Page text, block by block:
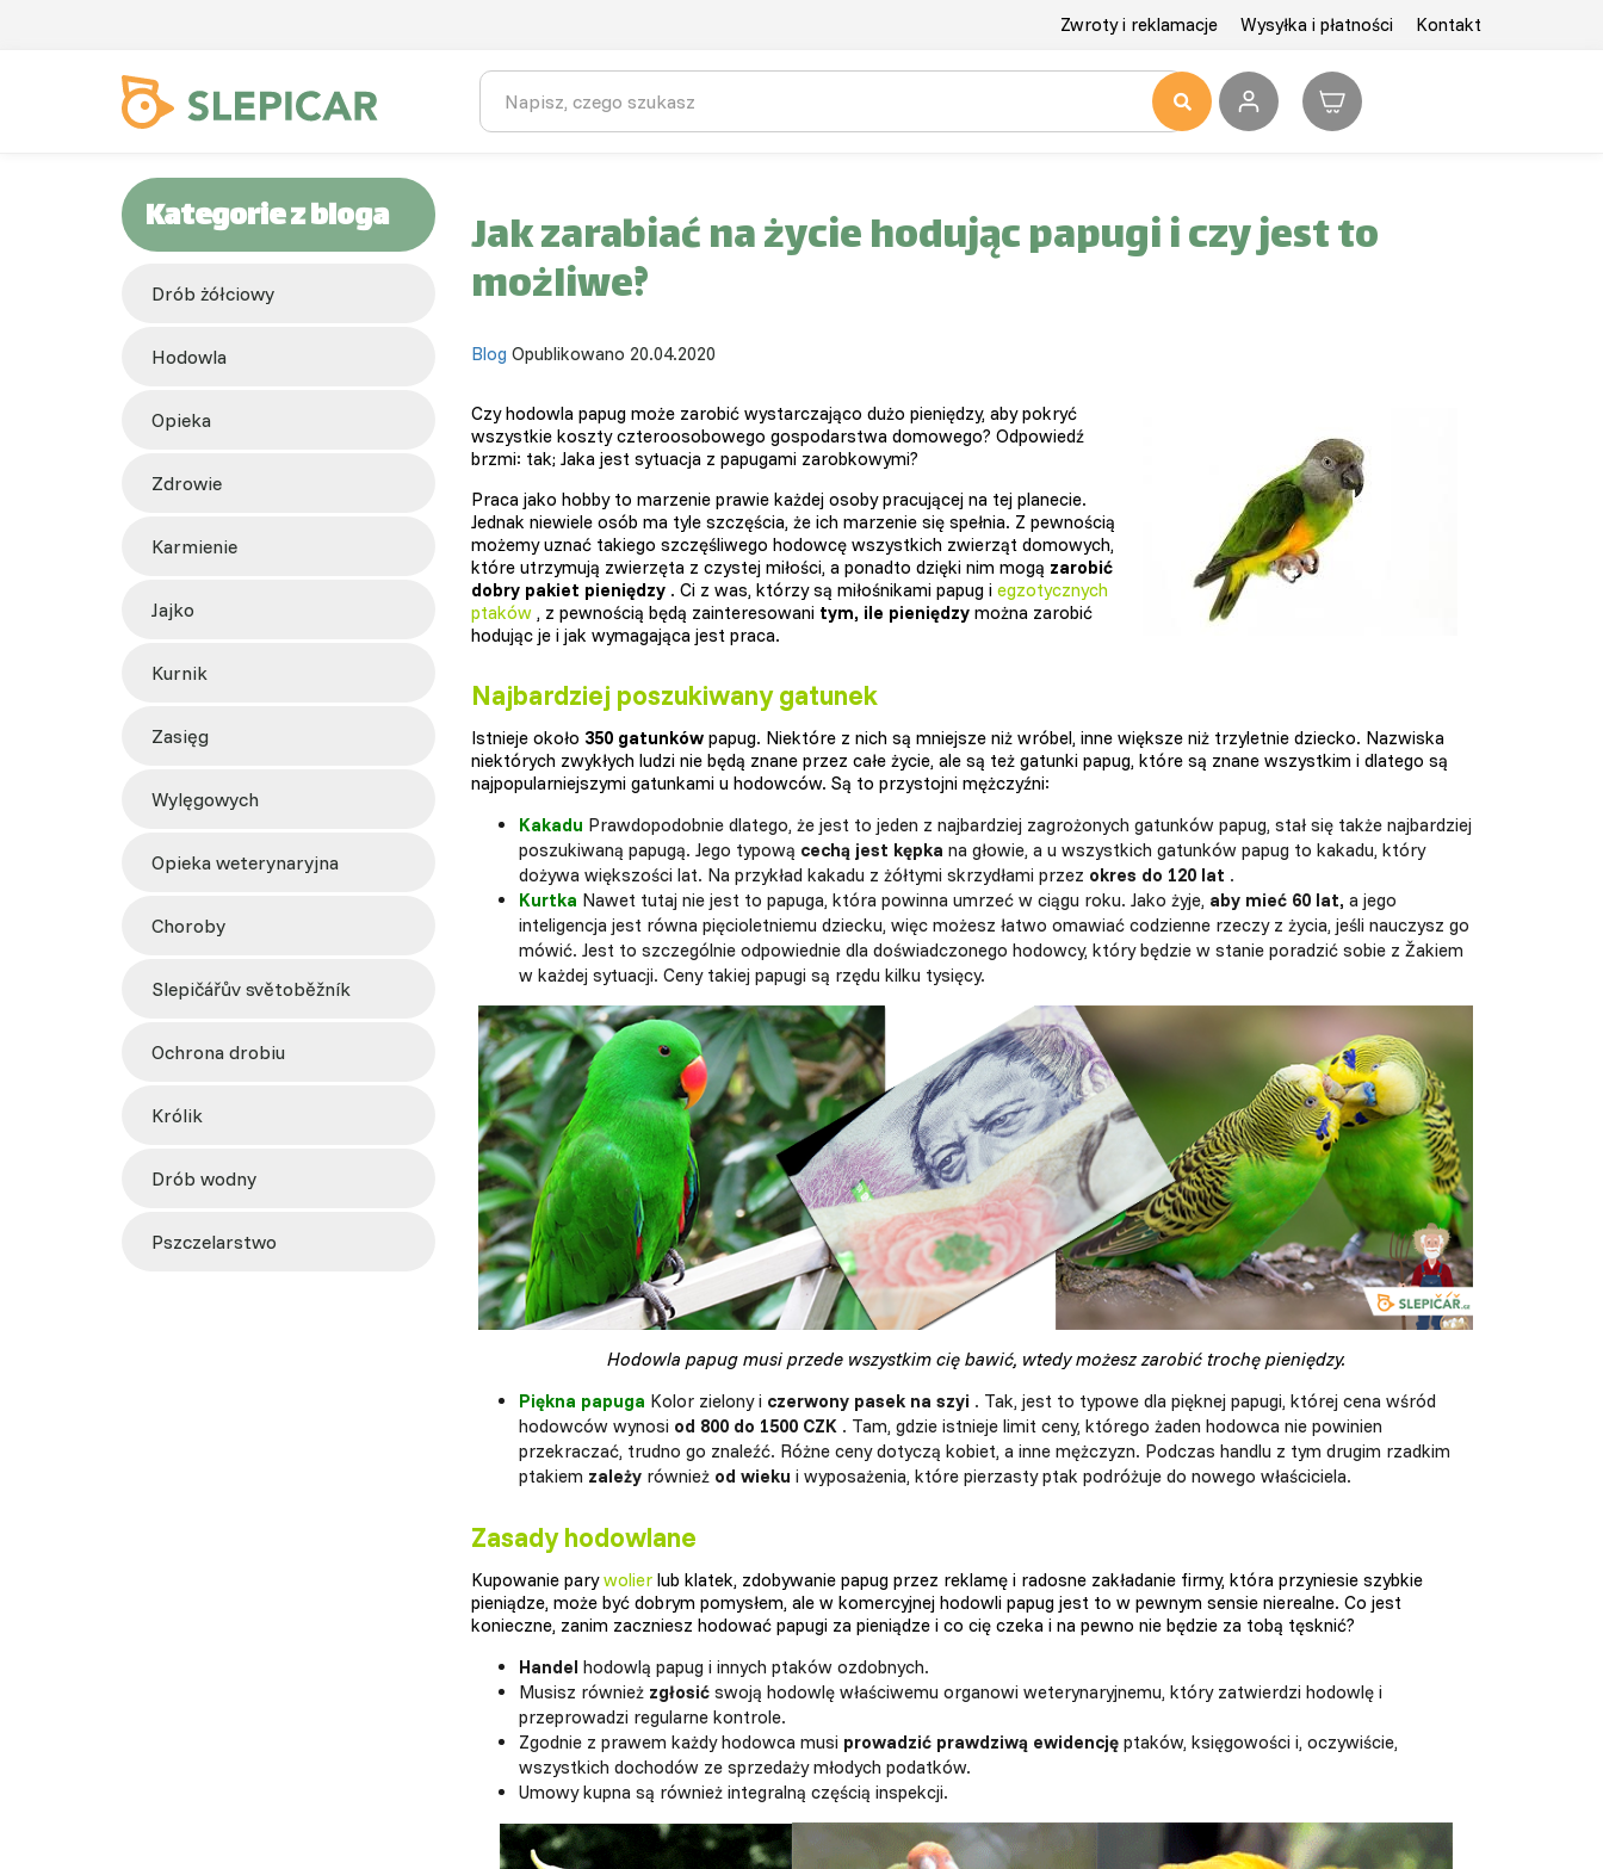
Zwroty i reklamacje Wysyłka i płatności Kontakt
Kategorie z bloga
Drób żółciowy
hodowla
opieka
zdrowie
karmienie
jajko
kurnik
zasięg
wylęgowych
opieka weterynaryjna
choroby
slepičářův světoběžník
ochrona drobiu
królik
drób wodny
pszczelarstwo
Jak zarabiać na życie hodując papugi i czy jest to
możliwe?
Blog Opublikowano 20.04.2020
Czy hodowla papug może zarobić wystarczająco dużo pieniędzy, aby pokryć
wszystkie koszty czteroosobowego gospodarstwa domowego? Odpowiedź
brzmi: tak; Jaka jest sytuacja z papugami zarobkowymi?
Praca jako hobby to marzenie prawie każdej osoby pracującej na tej planecie.
Jednak niewiele osób ma tyle szczęścia, że ich marzenie się spełnia. Z pewnością
możemy uznać takiego szczęśliwego hodowcę wszystkich zwierząt domowych,
które utrzymują zwierzęta z czystej miłości, a ponadto dzięki nim mogą zarobić
dobry pakiet pieniędzy. Ci z was, którzy są miłośnikami papug i egzotycznych
ptaków, z pewnością będą zainteresowani tym, ile pieniędzymożna zarobić
hodując je i jak wymagająca jest praca.
Najbardziej poszukiwany gatunek
Istnieje około 350 gatunkówpapug. Niektóre z nich są mniejsze niż wróbel, inne większe niż trzyletnie dziecko. Nazwiska
niektórych zwykłych ludzi nie będą znane przez całe życie, ale są też gatunki papug, które są znane wszystkim i dlatego są
najpopularniejszymi gatunkami u hodowców. Są to przystojni mężczyźni:
Kakadu Prawdopodobnie dlatego, że jest to jeden z najbardziej zagrożonych gatunków papug, stał się także najbardziej
poszukiwaną papugą. Jego typową cechą jest kępka na głowie, a u wszystkich gatunków papug to kakadu, który
dożywa większości lat. Na przykład kakadu z żółtymi skrzydłami przez okres do 120 lat .
Kurtka Nawet tutaj nie jest to papuga, która powinna umrzeć w ciągu roku. Jako żyje, aby mieć 60 lat, a jego
inteligencja jest równa pięcioletniemu dziecku, więc możesz łatwo omawiać codzienne rzeczy z życia, jeśli nauczysz go
mówić. Jest to szczególnie odpowiednie dla doświadczonego hodowcy, który będzie w stanie poradzić sobie z Žakiem
w każdej sytuacji. Ceny takiej papugi są rzędu kilku tysięcy.
Hodowla papug musi przede wszystkim cię bawić, wtedy możesz zarobić trochę pieniędzy.
Piękna papuga Kolor zielony i czerwony pasek na szyi . Tak, jest to typowe dla pięknej papugi, której cena wśród
hodowców wynosi od 800 do 1500 CZK. Tam, gdzie istnieje limit ceny, którego żaden hodowca nie powinien
przekraczać, trudno go znaleźć. Różne ceny dotyczą kobiet, a inne mężczyzn. Podczas handlu z tym drugim rzadkim
ptakiem zależyrównież od wieku i wyposażenia, które pierzasty ptak podróżuje do nowego właściciela.
Zasady hodowlane
Kupowanie parywolierlub klatek, zdobywanie papug przez reklamę i radosne zakładanie firmy, która przyniesie szybkie
pieniądze, może być dobrym pomysłem, ale w komercyjnej hodowli papug jest to w pewnym sensie nierealne. Co jest
konieczne, zanim zaczniesz hodować papugi za pieniądze i co cię czeka i na pewno nie będzie za tobą tęsknić?
Handel hodowlą papug i innych ptaków ozdobnych.
Musisz również zgłosićswoją hodowlę właściwemu organowi weterynaryjnemu, który zatwierdzi hodowlę i
przeprowadzi regularne kontrole.
Zgodnie z prawem każdy hodowca musi prowadzić prawdziwą ewidencjęptaków, księgowości i, oczywiście,
wszystkich dochodów ze sprzedaży młodych podatków.
Umowy kupna są również integralną częścią inspekcji.